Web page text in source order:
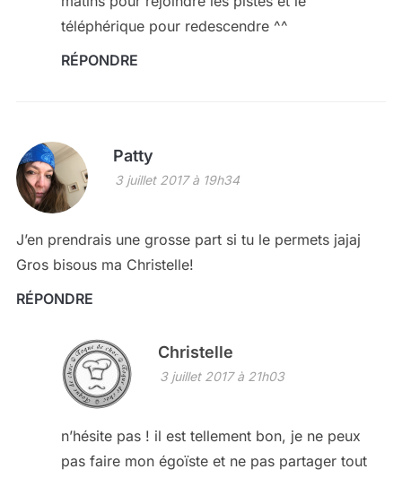
téléphérique pour redescendre ^^
RÉPONDRE
Patty
3 juillet 2017 à 19h34
J’en prendrais une grosse part si tu le permets jajaj
Gros bisous ma Christelle!
RÉPONDRE
Christelle
3 juillet 2017 à 21h03
n’hésite pas ! il est tellement bon, je ne peux
pas faire mon égoïste et ne pas partager tout